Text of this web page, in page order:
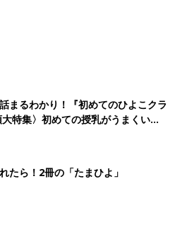
まるわかり！『初めてのひよこクラ
特集〉初めての授乳がうまくい
ルクの基本と夏のトラブル 解決テ
たら！2冊の「たまひよ」